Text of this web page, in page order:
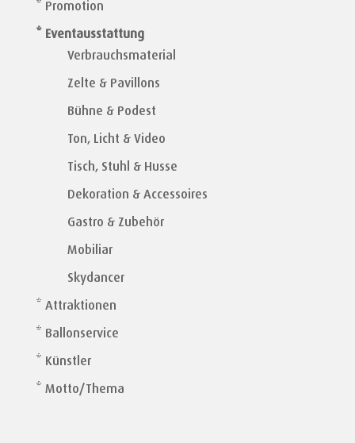
* Promotion
* Eventausstattung
Verbrauchsmaterial
Zelte & Pavillons
Bühne & Podest
Ton, Licht & Video
Tisch, Stuhl & Husse
Dekoration & Accessoires
Gastro & Zubehör
Mobiliar
Skydancer
* Attraktionen
* Ballonservice
* Künstler
* Motto/Thema